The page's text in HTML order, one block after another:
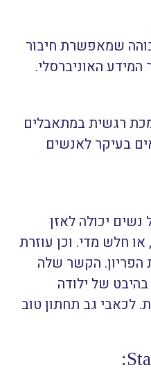
שמאפשרת חיבור
האוניברסלי.
רגשית במתאבלים
בעיקר לאנשים
יכולה לאזן
חלש מדי. וכן עוזרת
הקשר שלה
של ילודה
לכאבי גב תחתון טוב